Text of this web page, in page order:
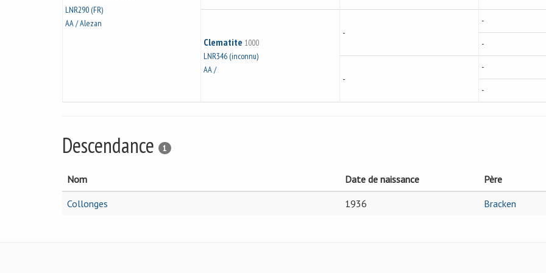
LNR290 (FR)
AA / Alezan
Clematite 1000
LNR346 (inconnu)
AA /
-
-
-
-
-
-
Descendance 1
Nom Date de naissance
Père
Collonges
1936 Bracken